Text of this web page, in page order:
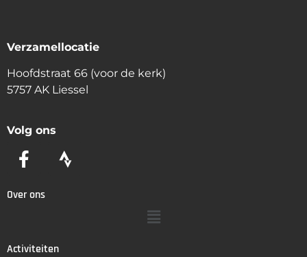
Verzamellocatie
Hoofdstraat 66 (voor de kerk)
5757 AK Liessel
Volg ons
Over ons
Activiteiten